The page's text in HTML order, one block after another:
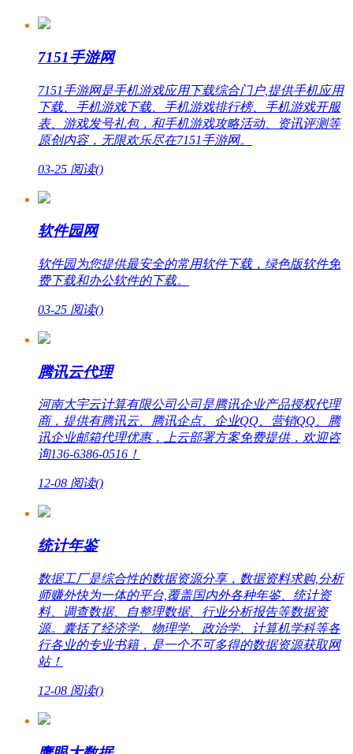
7151手游网
7151手游网是手机游戏应用下载综合门户,提供手机应用
下载、手机游戏下载、手机游戏排行榜、手机游戏开服
表、游戏发号礼包，和手机游戏攻略活动、资讯评测等
原创内容，无限欢乐尽在7151手游网。
03-25 阅读()
软件园网
软件园为您提供最安全的常用软件下载，绿色版软件免
费下载和办公软件的下载。
03-25 阅读()
腾讯云代理
河南大宇云计算有限公司公司是腾讯企业产品授权代理
商，提供有腾讯云、腾讯企点、企业QQ、营销QQ、腾
讯企业邮箱代理优惠，上云部署方案免费提供，欢迎咨
询136-6386-0516！
12-08 阅读()
统计年鉴
数据工厂是综合性的数据资源分享，数据资料求购,分析
师赚外快为一体的平台,覆盖国内外各种年鉴、统计资
料、调查数据、自整理数据、行业分析报告等数据资
源。囊括了经济学、物理学、政治学、计算机学科等各
行各业的专业书籍，是一个不可多得的数据资源获取网
站！
12-08 阅读()